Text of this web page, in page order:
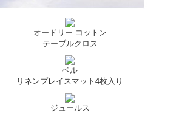
オードリー コットン
テーブルクロス
ベル
リネンプレイスマット4枚入り
ジュールス